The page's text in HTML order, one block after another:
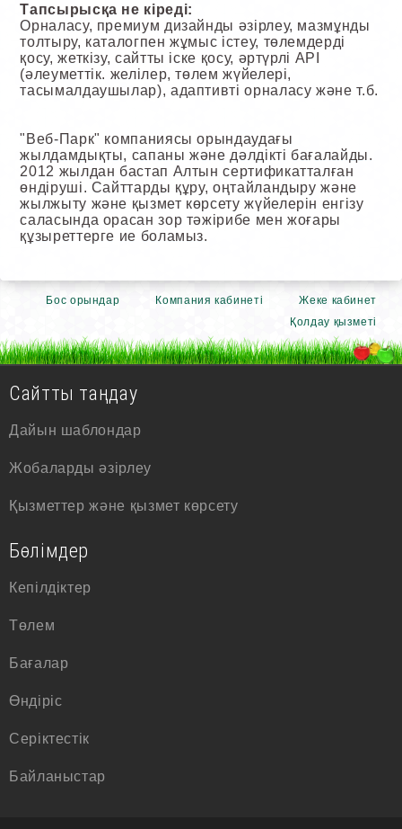
Тапсырысқа не кіреді:
Орналасу, премиум дизайнды әзірлеу, мазмұнды
толтыру, каталогпен жұмыс істеу, төлемдерді
қосу, жеткізу, сайтты іске қосу, әртүрлі API
(әлеуметтік. желілер, төлем жүйелері,
тасымалдаушылар), адаптивті орналасу және т.б.
"Веб-Парк" компаниясы орындаудағы
жылдамдықты, сапаны және дәлдікті бағалайды.
2012 жылдан бастап Алтын сертификатталған
өндіруші. Сайттарды құру, оңтайландыру және
жылжыту және қызмет көрсету жүйелерін енгізу
саласында орасан зор тәжірибе мен жоғары
құзыреттерге ие боламыз.
Бос орындар Компания кабинеті
Жеке кабинет
Қолдау қызметі
Сайтты таңдау
Дайын шаблондар
Жобаларды әзірлеу
Қызметтер және қызмет көрсету
Бөлімдер
Кепілдіктер
Төлем
Бағалар
Өндіріс
Серіктестік
Байланыстар